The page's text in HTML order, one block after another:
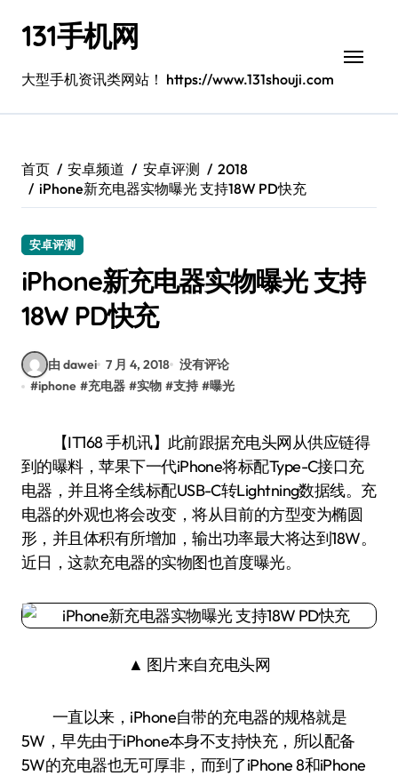
131手机网
大型手机资讯类网站！ https://www.131shouji.com
首页 安卓频道 安卓评测
2018
iPhone新充电器实物曝光 支持18W PD快充
安卓评测
iPhone新充电器实物曝光 支持
18W PD快充
由 dawei 7 月 4, 2018 没有评论
#iphone #充电器 #实物 #支持 #曝光
【IT168 手机讯】此前跟据充电头网从供应链得
到的曝料，苹果下一代iPhone将标配Type-C接口充
电器，并且将全线标配USB-C转Lightning数据线。充
电器的外观也将会改变，将从目前的方型变为椭圆
形，并且体积有所增加，输出功率最大将达到18W。
近日，这款充电器的实物图也首度曝光。
▲ 图片来自充电头网
一直以来，iPhone自带的充电器的规格就是
5W，早先由于iPhone本身不支持快充，所以配备
5W的充电器也无可厚非，而到了iPhone 8和iPhone